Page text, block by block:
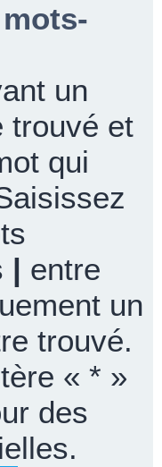
un
trouvé et
qui
| entre
un
trouvé.
« * »
des